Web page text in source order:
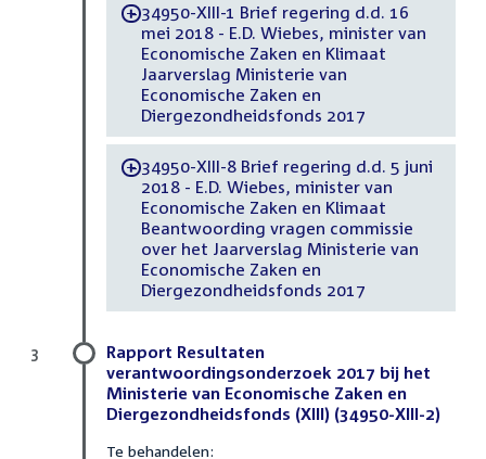
-34950-XIII-1 Brief regering d.d. 16
mei 2018 - E.D. Wiebes, minister van
Economische Zaken en Klimaat
Jaarverslag Ministerie van
Economische Zaken en
Diergezondheidsfonds 2017
-34950-XIII-8 Brief regering d.d. 5 juni
2018 - E.D. Wiebes, minister van
Economische Zaken en Klimaat
Beantwoording vragen commissie
over het Jaarverslag Ministerie van
Economische Zaken en
Diergezondheidsfonds 2017
Rapport Resultaten
verantwoordingsonderzoek 2017 bij het
Ministerie van Economische Zaken en
Diergezondheidsfonds (XIII) (34950-XIII-2)
Te behandelen:
3